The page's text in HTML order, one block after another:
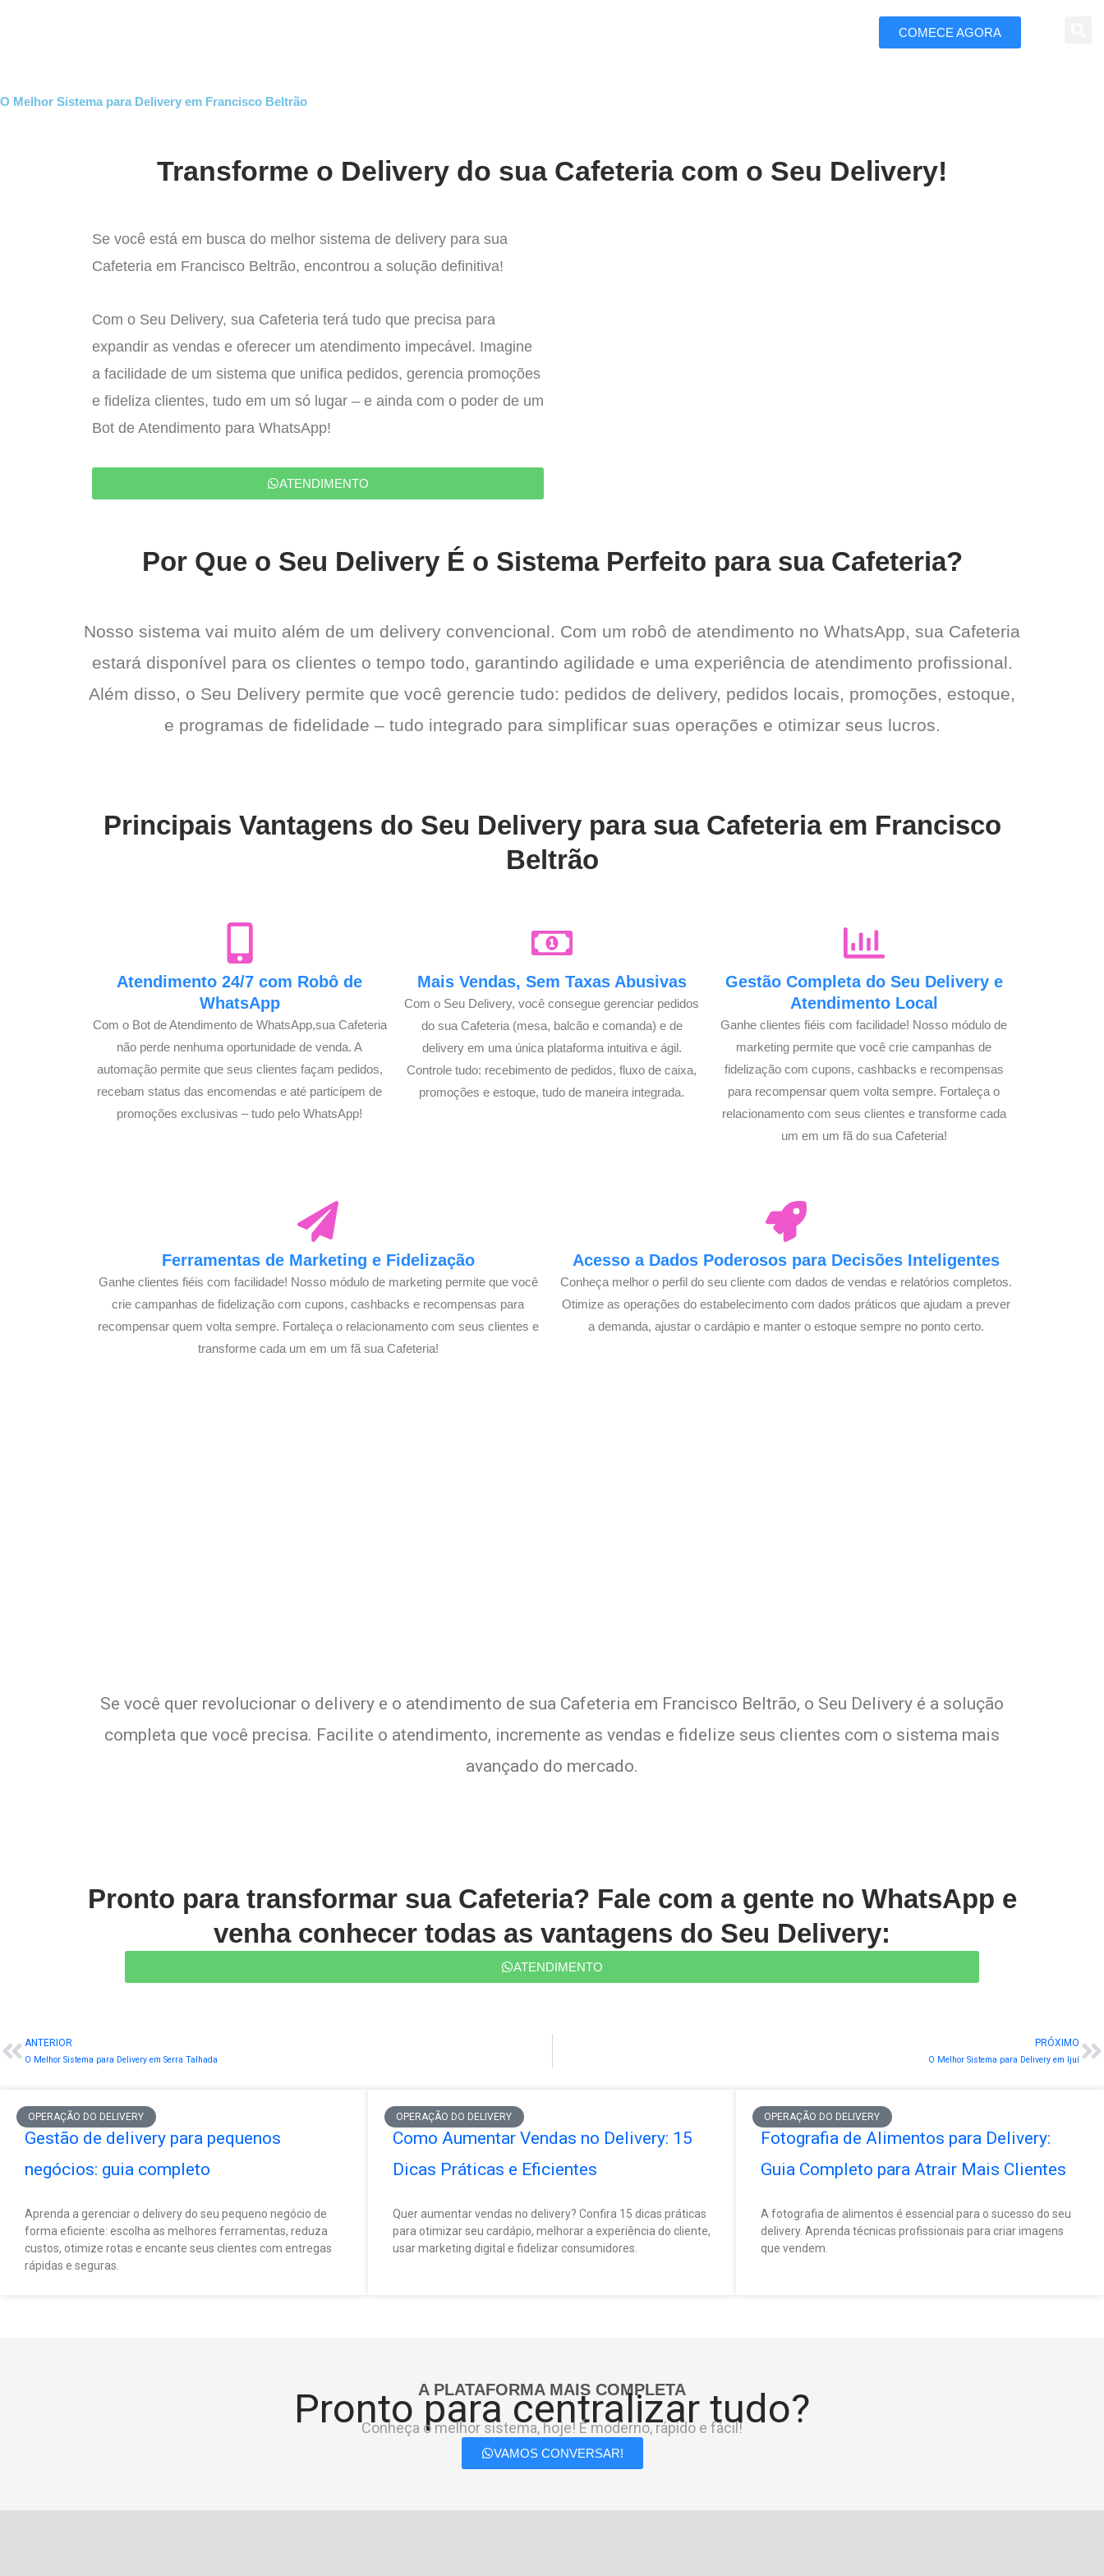
COMECE AGORA
O Melhor Sistema para Delivery em Francisco Beltrão
Transforme o Delivery do sua Cafeteria com o Seu Delivery!
Se você está em busca do melhor sistema de delivery para sua
Cafeteria em Francisco Beltrão, encontrou a solução definitiva!
Com o Seu Delivery, sua Cafeteria terá tudo que precisa para
expandir as vendas e oferecer um atendimento impecável. Imagine
a facilidade de um sistema que unifica pedidos, gerencia promoções
e fideliza clientes, tudo em um só lugar – e ainda com o poder de um
Bot de Atendimento para WhatsApp!
ATENDIMENTO
Por Que o Seu Delivery É o Sistema Perfeito para sua Cafeteria?
Nosso sistema vai muito além de um delivery convencional. Com um robô de atendimento no WhatsApp, sua Cafeteria
estará disponível para os clientes o tempo todo, garantindo agilidade e uma experiência de atendimento profissional.
Além disso, o Seu Delivery permite que você gerencie tudo: pedidos de delivery, pedidos locais, promoções, estoque,
e programas de fidelidade – tudo integrado para simplificar suas operações e otimizar seus lucros.
Principais Vantagens do Seu Delivery para sua Cafeteria em Francisco
Beltrão
Atendimento 24/7 com Robô de
WhatsApp
Com o Bot de Atendimento de WhatsApp,sua Cafeteria
não perde nenhuma oportunidade de venda. A
automação permite que seus clientes façam pedidos,
recebam status das encomendas e até participem de
promoções exclusivas – tudo pelo WhatsApp!
Mais Vendas, Sem Taxas Abusivas
Com o Seu Delivery, você consegue gerenciar pedidos
do sua Cafeteria (mesa, balcão e comanda) e de
delivery em uma única plataforma intuitiva e ágil.
Controle tudo: recebimento de pedidos, fluxo de caixa,
promoções e estoque, tudo de maneira integrada.
Gestão Completa do Seu Delivery e
Atendimento Local
Ganhe clientes fiéis com facilidade! Nosso módulo de
marketing permite que você crie campanhas de
fidelização com cupons, cashbacks e recompensas
para recompensar quem volta sempre. Fortaleça o
relacionamento com seus clientes e transforme cada
um em um fã do sua Cafeteria!
Ferramentas de Marketing e Fidelização
Ganhe clientes fiéis com facilidade! Nosso módulo de marketing permite que você
crie campanhas de fidelização com cupons, cashbacks e recompensas para
recompensar quem volta sempre. Fortaleça o relacionamento com seus clientes e
transforme cada um em um fã sua Cafeteria!
Acesso a Dados Poderosos para Decisões Inteligentes
Conheça melhor o perfil do seu cliente com dados de vendas e relatórios completos.
Otimize as operações do estabelecimento com dados práticos que ajudam a prever
a demanda, ajustar o cardápio e manter o estoque sempre no ponto certo.
Se você quer revolucionar o delivery e o atendimento de sua Cafeteria em Francisco Beltrão, o Seu Delivery é a solução
completa que você precisa. Facilite o atendimento, incremente as vendas e fidelize seus clientes com o sistema mais
avançado do mercado.
Pronto para transformar sua Cafeteria? Fale com a gente no WhatsApp e
venha conhecer todas as vantagens do Seu Delivery:
ATENDIMENTO
PrevANTERIOR
O Melhor Sistema para Delivery em Serra Talhada
PRÓXIMO
O Melhor Sistema para Delivery em Ijuí
OPERAÇÃO DO DELIVERY
Gestão de delivery para pequenos
negócios: guia completo
Aprenda a gerenciar o delivery do seu pequeno negócio de
forma eficiente: escolha as melhores ferramentas, reduza
custos, otimize rotas e encante seus clientes com entregas
rápidas e seguras.
OPERAÇÃO DO DELIVERY
Como Aumentar Vendas no Delivery: 15
Dicas Práticas e Eficientes
Quer aumentar vendas no delivery? Confira 15 dicas práticas
para otimizar seu cardápio, melhorar a experiência do cliente,
usar marketing digital e fidelizar consumidores.
OPERAÇÃO DO DELIVERY
Fotografia de Alimentos para Delivery:
Guia Completo para Atrair Mais Clientes
A fotografia de alimentos é essencial para o sucesso do seu
delivery. Aprenda técnicas profissionais para criar imagens
que vendem.
A PLATAFORMA MAIS COMPLETA
Pronto para centralizar tudo?
Conheça o melhor sistema, hoje! É moderno, rápido e fácil!
VAMOS CONVERSAR!